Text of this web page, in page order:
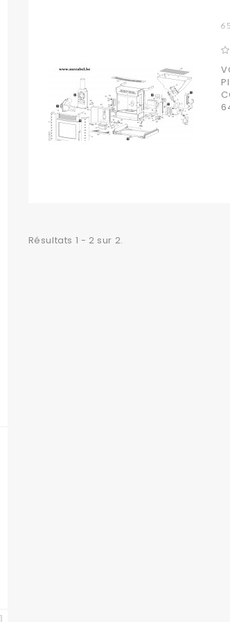
Résultats 1 - 2 sur 2.